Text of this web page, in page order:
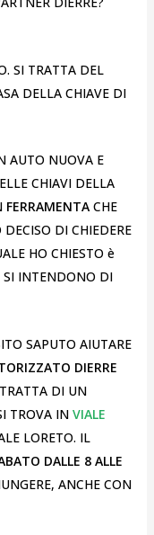
SI TRATTA DEL
DELLA CHIAVE DI
AUTO NUOVA E
CHIAVI DELLA
FERRAMENTA CHE
DI CHIEDERE
HO CHIESTO è
SI INTENDONO DI
SAPUTO AIUTARE
DIERRE
DI UN
TROVA INVIALE
LORETO. IL
DALLE 8 ALLE
ANCHE CON